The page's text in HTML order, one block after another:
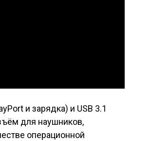
и зарядка) и USB 3.1
для наушников,
операционной